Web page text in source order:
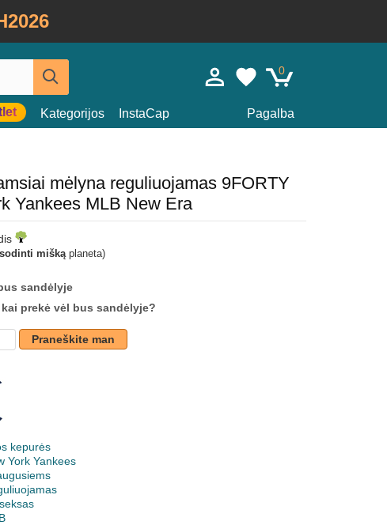
0
Kategorijos InstaCap Pagalba
mėlyna reguliuojamas 9FORTY
Yankees MLB New Era
miškąplaneta)
sandėlyje
prekė vėl bus sandėlyje?
Praneškite man
kepurės
York Yankees